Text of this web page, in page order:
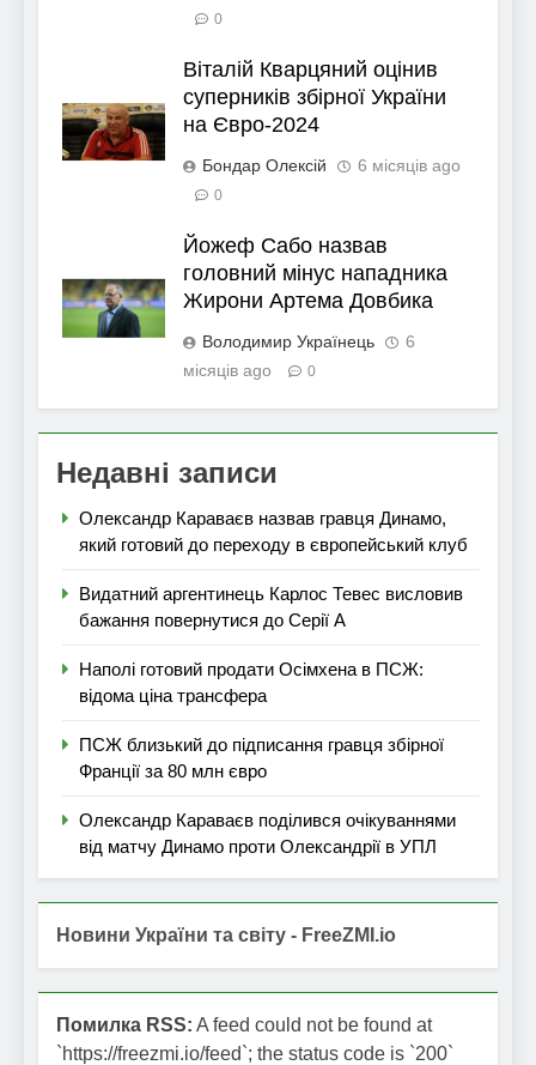
0
Віталій Кварцяний оцінив
суперників збірної України
на Євро-2024
Бондар Олексій 6 місяців ago
0
Йожеф Сабо назвав
головний мінус нападника
Жирони Артема Довбика
Володимир Українець
6
місяців ago
0
Недавні записи
Олександр Караваєв назвав гравця Динамо,
який готовий до переходу в європейський клуб
Видатний аргентинець Карлос Тевес висловив
бажання повернутися до Серії А
Наполі готовий продати Осімхена в ПСЖ:
відома ціна трансфера
ПСЖ близький до підписання гравця збірної
Франції за 80 млн євро
Олександр Караваєв поділився очікуваннями
від матчу Динамо проти Олександрії в УПЛ
Новини України та світу - FreeZMI.io
Помилка RSS: A feed could not be found at
`https://freezmi.io/feed`; the status code is `200`